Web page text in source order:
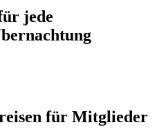
jede
für Mitglieder